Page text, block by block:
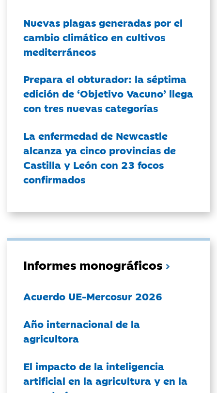
Nuevas plagas generadas por el
cambio climático en cultivos
mediterráneos
Prepara el obturador: la séptima
edición de ‘Objetivo Vacuno’ llega
con tres nuevas categorías
La enfermedad de Newcastle
alcanza ya cinco provincias de
Castilla y León con 23 focos
confirmados
Informes monográficos
Acuerdo UE-Mercosur 2026
Año internacional de la
agricultora
El impacto de la inteligencia
artificial en la agricultura y en la